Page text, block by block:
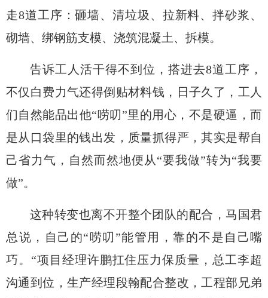
走8道工序：砸墙、清垃圾、拉新料、拌砂浆、
砌墙、绑钢筋支模、浇筑混凝土、拆模。
告诉工人活干得不到位， 搭进去8道工序，
不仅 白费力气还得倒贴材料钱 ， 日子久了，工人
们自然能品出他“唠叨”里的用心 ，不是硬逼，而
是从口袋里的钱出发，质量抓得严，其实是帮自
己省力气 ， 自然而然地便从“要我做”转为“我要
做”。
这种转变也离不开整个团队的配合，马国君
总说， 自己的“唠叨”能管用，靠的不是自己嘴
巧。“项目经理许鹏扛住压力保质量，总工李超
沟通到位，生产经理段翰配合整改，工程部兄弟